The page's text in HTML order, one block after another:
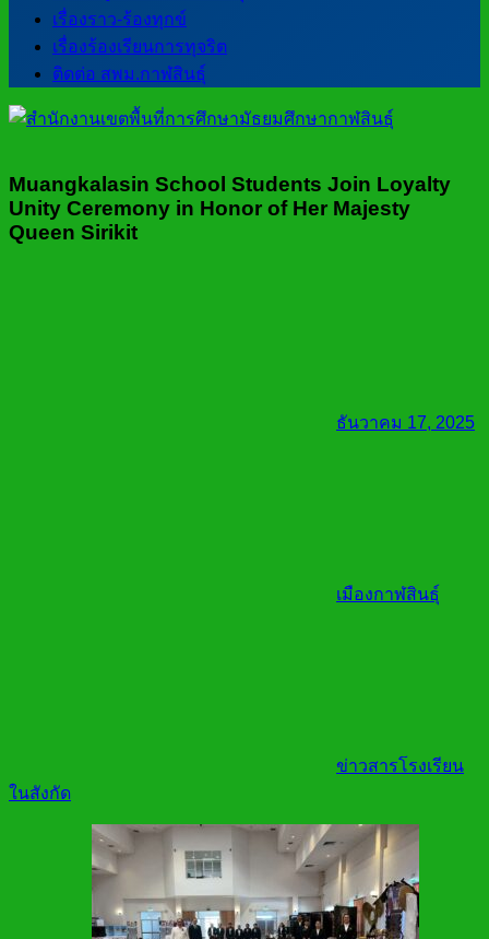
เรื่องราว-ร้องทุกข์
เรื่องร้องเรียนการทุจริต
ติดต่อ สพม.กาฬสินธุ์
Muangkalasin School Students Join Loyalty
Unity Ceremony in Honor of Her Majesty
Queen Sirikit
ธันวาคม 17, 2025
เมืองกาฬสินธุ์
ข่าวสารโรงเรียน
ในสังกัด